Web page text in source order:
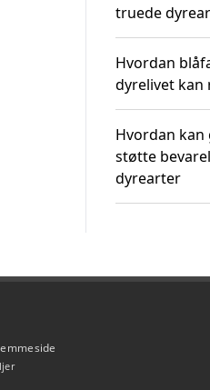
truede
Hvordan
dyrelivet
Hvordan kan
støtte
dyrearter